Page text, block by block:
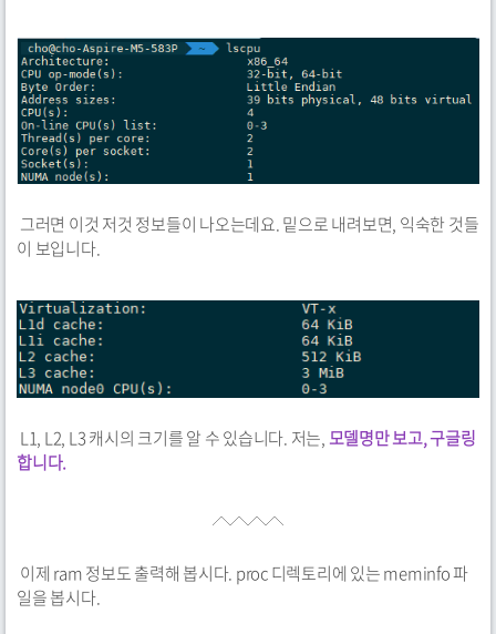
그러면 이것 저것 정보들이 나오는데요. 밑으로 내려보면, 익숙한 것들
이 보입니다.
L1, L2, L3 캐시의 크기를 알 수 있습니다. 저는,모델명만 보고, 구글링
합니다.
이제 ram 정보도 출력해 봅시다. proc 디렉토리에 있는 meminfo 파
일을 봅시다.